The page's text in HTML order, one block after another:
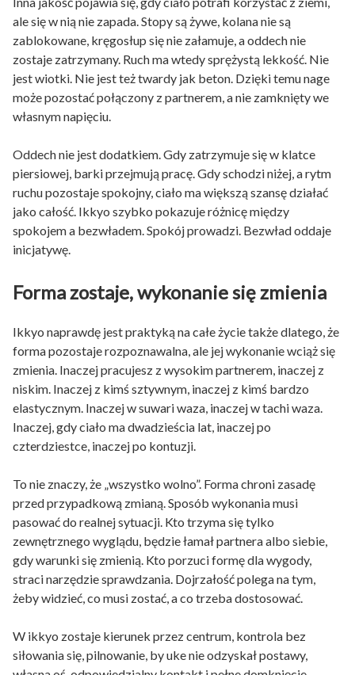
ale się w nią nie zapada. Stopy są żywe, kolana nie są
zablokowane, kręgosłup się nie załamuje, a oddech nie
zostaje zatrzymany. Ruch ma wtedy sprężystą lekkość. Nie
jest wiotki. Nie jest też twardy jak beton. Dzięki temu nage
może pozostać połączony z partnerem, a nie zamknięty we
własnym napięciu.
Oddech nie jest dodatkiem. Gdy zatrzymuje się w klatce
piersiowej, barki przejmują pracę. Gdy schodzi niżej, a rytm
ruchu pozostaje spokojny, ciało ma większą szansę działać
jako całość. Ikkyo szybko pokazuje różnicę między
spokojem a bezwładem. Spokój prowadzi. Bezwład oddaje
inicjatywę.
Forma zostaje, wykonanie się zmienia
Ikkyo naprawdę jest praktyką na całe życie także dlatego, że
forma pozostaje rozpoznawalna, ale jej wykonanie wciąż się
zmienia. Inaczej pracujesz z wysokim partnerem, inaczej z
niskim. Inaczej z kimś sztywnym, inaczej z kimś bardzo
elastycznym. Inaczej w suwari waza, inaczej w tachi waza.
Inaczej, gdy ciało ma dwadzieścia lat, inaczej po
czterdziestce, inaczej po kontuzji.
To nie znaczy, że „wszystko wolno”. Forma chroni zasadę
przed przypadkową zmianą. Sposób wykonania musi
pasować do realnej sytuacji. Kto trzyma się tylko
zewnętrznego wyglądu, będzie łamał partnera albo siebie,
gdy warunki się zmienią. Kto porzuci formę dla wygody,
straci narzędzie sprawdzania. Dojrzałość polega na tym,
żeby widzieć, co musi zostać, a co trzeba dostosować.
W ikkyo zostaje kierunek przez centrum, kontrola bez
siłowania się, pilnowanie, by uke nie odzyskał postawy,